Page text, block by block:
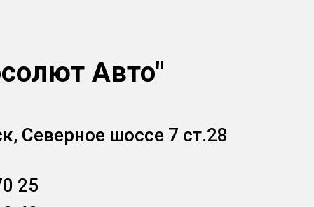
Авто"
Северное шоссе 7 ст.28
25